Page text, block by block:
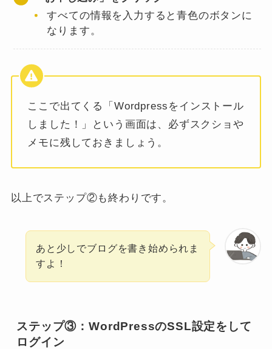
すべての情報を入力すると青色のボタンに
なります。
ここで出てくる「Wordpressをインストール
しました！」という画面は、必ずスクショや
メモに残しておきましょう。
以上でステップ②も終わりです。
あと少しでブログを書き始められま
すよ！
ステップ③：WordPressのSSL設定をして
ログイン